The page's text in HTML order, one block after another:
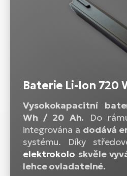
Baterie Li-Ion 720
Vysokokapacitní
Wh / 20 Ah. Do
integrována a dodává
systému. Díky
elektrokolo skvěle
lehce ovladatelné.